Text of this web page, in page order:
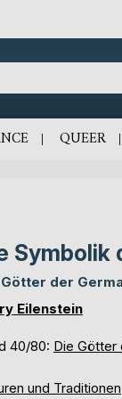
QUEER
Symbolik
der
Eilenstein
40/80: Die Götter
und Traditionen